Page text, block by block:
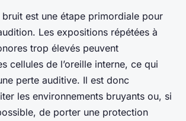
est une étape primordiale pour
Les expositions répétées à
trop élevés peuvent
cellules de l’oreille interne, ce qui
perte auditive. Il est donc
les environnements bruyants ou, si
de porter une protection